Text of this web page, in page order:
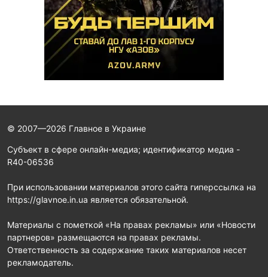
© 2007—2026 Главное в Украине
Субъект в сфере онлайн-медиа; идентификатор медиа -
R40-06536
При использовании материалов этого сайта гиперссылка на
https://glavnoe.in.ua является обязательной.
Материалы с пометкой «На правах рекламы» или «Новости
партнеров» размещаются на правах рекламы.
Ответственность за содержание таких материалов несет
рекламодатель.